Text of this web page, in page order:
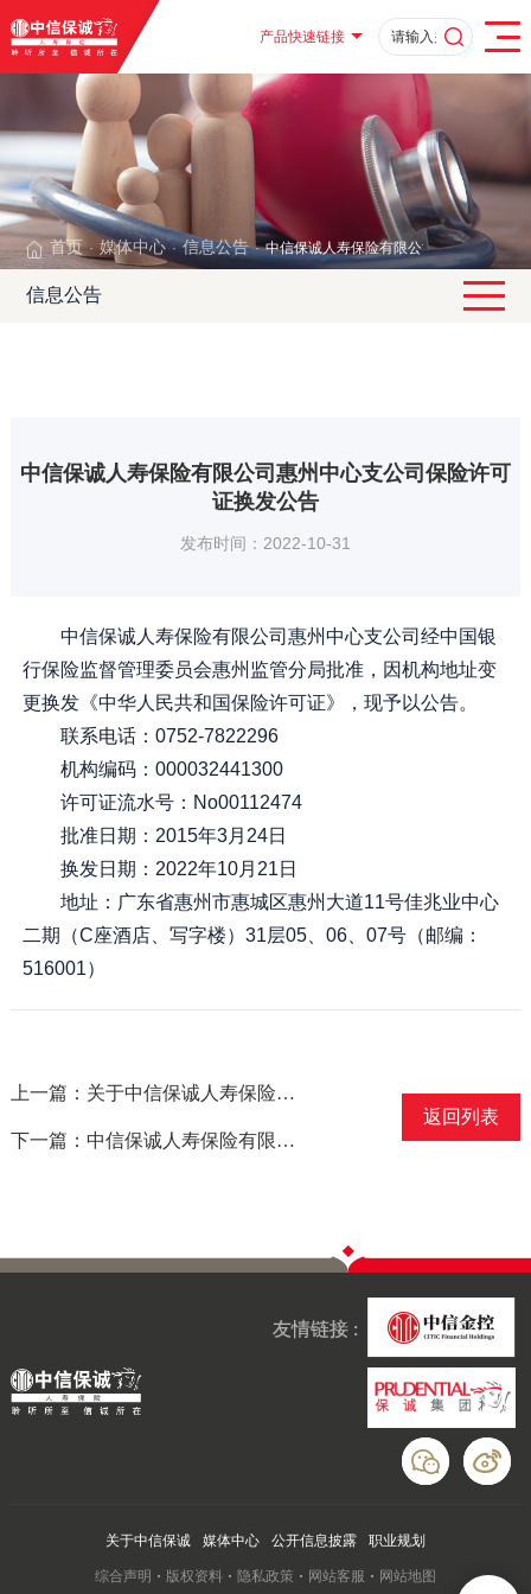
产品快速链接
首页 · 媒体中心 · 信息公告 · 中信保诚人寿保险有限公司惠州中心支公
信息公告
中信保诚人寿保险有限公司惠州中心支公司保险许可
证换发公告
发布时间：2022-10-31
中信保诚人寿保险有限公司惠州中心支公司经中国银
行保险监督管理委员会惠州监管分局批准，因机构地址变
更换发《中华人民共和国保险许可证》，现予以公告。
联系电话：0752-7822296
机构编码：000032441300
许可证流水号：No00112474
批准日期：2015年3月24日
换发日期：2022年10月21日
地址：广东省惠州市惠城区惠州大道11号佳兆业中心
二期（C座酒店、写字楼）31层05、06、07号（邮编：
516001）
上一篇：关于中信保诚人寿保险有限公司北京分公司顺义营销服务部撤销的公告
下一篇：中信保诚人寿保险有限公司江门开平营销服务部保险许可证换发公告
返回列表
友情链接 :
关于中信保诚 媒体中心 公开信息披露 职业规划
综合声明 版权资料 隐私政策 网站客服 网站地图